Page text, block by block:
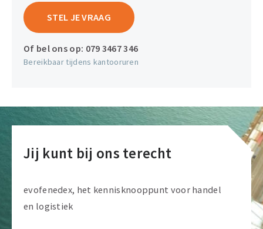
STEL JE VRAAG
Of bel ons op: 079 3467 346
Bereikbaar tijdens kantooruren
Jij kunt bij ons terecht
evofenedex, het kennisknooppunt voor handel
en logistiek